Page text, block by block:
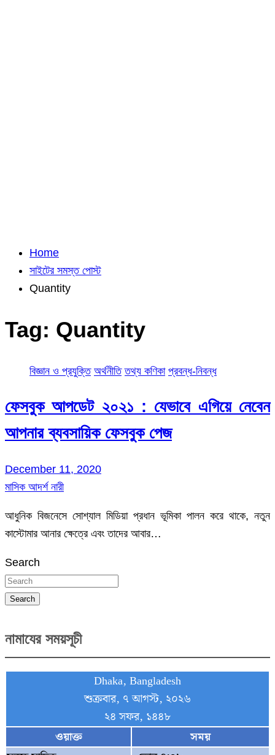
Home
সাইটের সমস্ত পোস্ট
Quantity
Tag: Quantity
বিজ্ঞান ও প্রযুক্তি অর্থনীতি তথ্য কণিকা প্রবন্ধ-নিবন্ধ
ফেসবুক আপডেট ২০২১ : যেভাবে এগিয়ে নেবেন
আপনার ব্যবসায়িক ফেসবুক পেজ
December 11, 2020
মাসিক আদর্শ নারী
আধুনিক বিজনেসে সোশ্যাল মিডিয়া প্রধান ভূমিকা পালন করে থাকে, নতুন
কাস্টোমার আনার ক্ষেত্রে এবং তাদের আবার…
Search
Search
নামাযের সময়সূচী
Dhaka, Bangladesh
শুক্রবার, ৭ আগস্ট, ২০২৬
২৪ সফর, ১৪৪৮
ওয়াক্ত
সময়